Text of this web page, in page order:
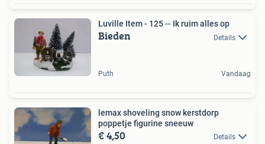
Luville Item - 125 -- Ik ruim alles op
Bieden Details
Puth Vandaag
lemax shoveling snow kerstdorp
poppetje figurine sneeuw
€ 4,50 Details